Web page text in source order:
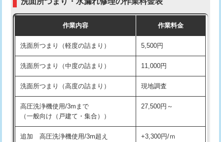
モルタル補修（厚さ10㎝まで） 27,500円
モルタル補修（厚さ10㎝超え） 38,500円
洗面台設置 38,500円
バスタブ設置 現場見積
追加人工 16,500円
廃棄・処分
交換・取付（その他部品） 11,000円+材料費
持込商品取付（単水栓） 13,200円
持込商品取付（混合水栓） 16,500円
持込商品取付（浄水器・分岐水栓） 16,500円
給水管工事※（ホール加工) 16,500円
給水管工事※（バンド止め)
給水管工事※（支持金具設置) 5,500円
作業内容 作業料金
洗面所つまり（軽度の詰まり） 5,500円
洗面所つまり（中度の詰まり） 11,000円
洗面所つまり（高度の詰まり） 現地調査
高圧洗浄機使用/3mまで
（一般向け（戸建て・集合））
27,500円～
追加 高圧洗浄機使用/3m超え
+3,300円/ｍ